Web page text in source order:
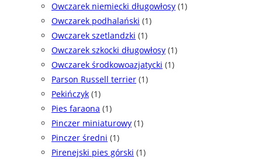
Owczarek niemiecki długowłosy (1)
Owczarek podhalański (1)
Owczarek szetlandzki (1)
Owczarek szkocki długowłosy (1)
Owczarek środkowoazjatycki (1)
Parson Russell terrier (1)
Pekińczyk (1)
Pies faraona (1)
Pinczer miniaturowy (1)
Pinczer średni (1)
Pirenejski pies górski (1)